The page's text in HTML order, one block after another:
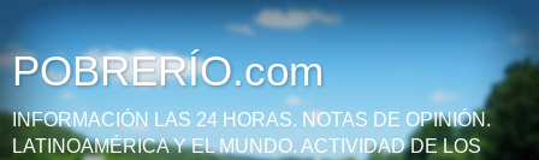
POBRERÍO.com
INFORMACIÓN LAS 24 HORAS. NOTAS DE OPINIÓN.
LATINOAMÉRICA Y EL MUNDO. ACTIVIDAD DE LOS